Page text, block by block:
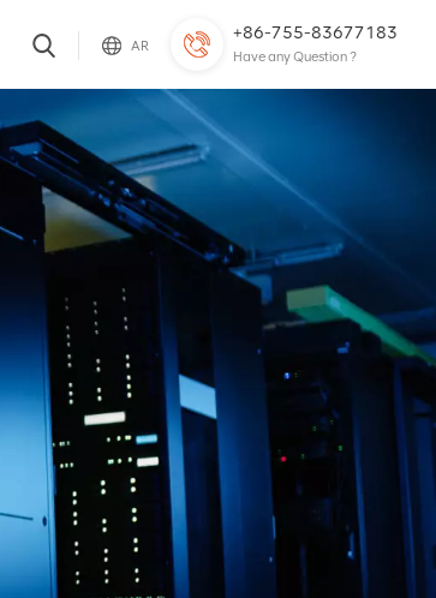
+86-755-83677183
Have any Question ?
AR